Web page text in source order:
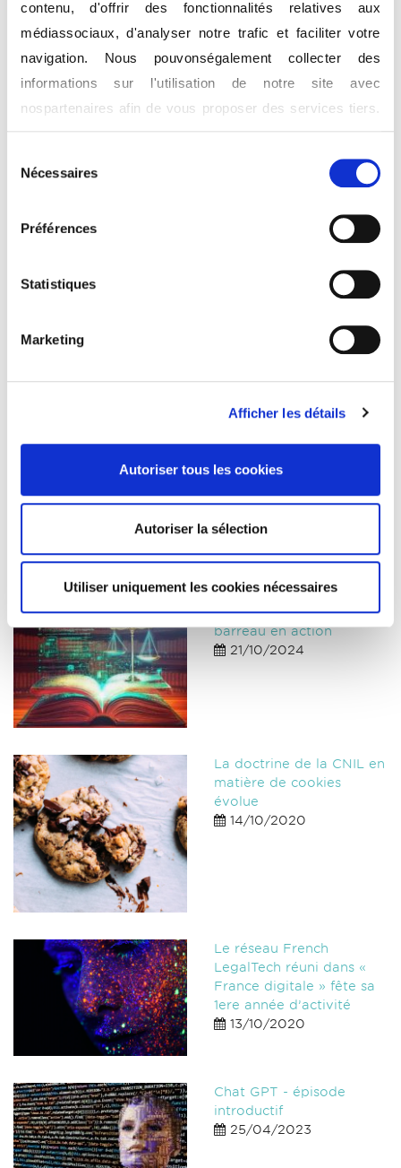
contenu, d'offrir des fonctionnalités relatives aux
médiassociaux, d'analyser notre trafic et faciliter votre
navigation. Nous pouvonségalement collecter des
informations sur l'utilisation de notre site avec
nospartenaires afin de vous proposer des services tiers.
traitement,cliquer ici.
Nécessaires
Préférences
Statistiques
Marketing
Afficher les détails
Autoriser tous les cookies
Autoriser la sélection
Utiliser uniquement les cookies nécessaires
propose un Quiz intelligent et formateur à ce suje...
0 commentaire Lire la suite
Mots- clés
votre communication
compétition d’images
13/04/2022
Intelligence artificielle : le
barreau en action
21/10/2024
La doctrine de la CNIL en
matière de cookies
évolue
14/10/2020
Le réseau French
LegalTech réuni dans «
France digitale » fête sa
1ere année d’activité
13/10/2020
Chat GPT - épisode
introductif
25/04/2023